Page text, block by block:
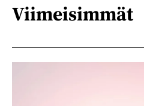
Viimeisimmät